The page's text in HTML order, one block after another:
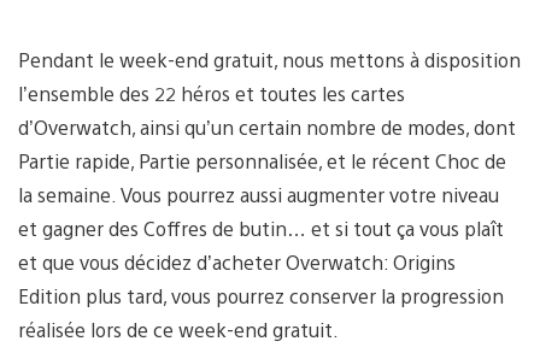
Pendant le week-end gratuit, nous mettons à disposition
l’ensemble des 22 héros et toutes les cartes
d’Overwatch, ainsi qu’un certain nombre de modes, dont
Partie rapide, Partie personnalisée, et le récent Choc de
la semaine. Vous pourrez aussi augmenter votre niveau
et gagner des Coffres de butin… et si tout ça vous plaît
et que vous décidez d’acheter Overwatch: Origins
Edition plus tard, vous pourrez conserver la progression
réalisée lors de ce week-end gratuit.